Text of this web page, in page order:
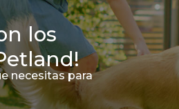
los
necesitas para